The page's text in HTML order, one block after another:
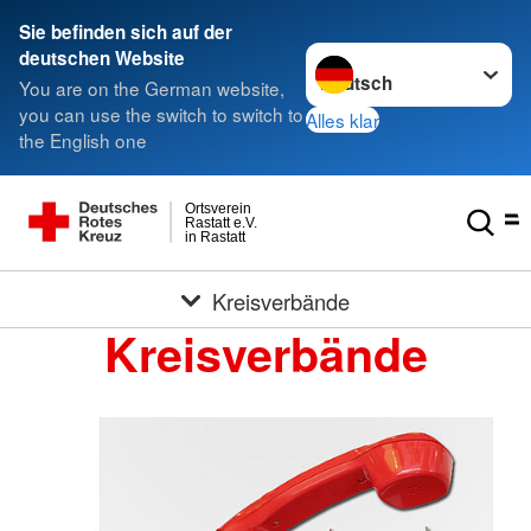
Sie befinden sich auf der
deutschen Website
You are on the German website,
you can use the switch to switch to
the English one
Sprache wechseln zu
Alles klar
in Rastatt
Rastatt e.V.
Ortsverein
Kreisverbände
Kreisverbände